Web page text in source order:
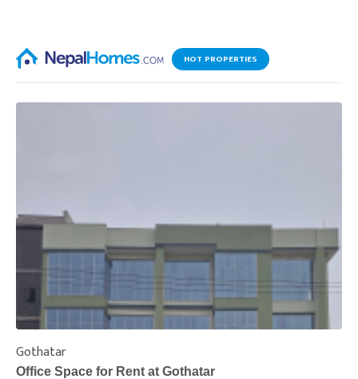
HOT PROPERTIES
Gothatar
Office Space for Rent at Gothatar